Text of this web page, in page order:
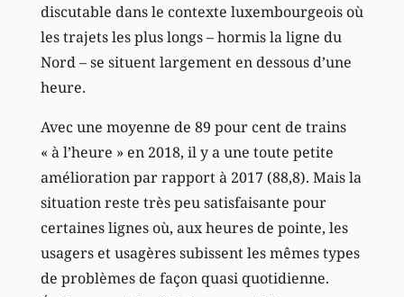
discutable dans le contexte luxembourgeois où
les trajets les plus longs – hormis la ligne du
Nord – se situent largement en dessous d’une
heure.
Avec une moyenne de 89 pour cent de trains
« à l’heure » en 2018, il y a une toute petite
amélioration par rapport à 2017 (88,8). Mais la
situation reste très peu satisfaisante pour
certaines lignes où, aux heures de pointe, les
usagers et usagères subissent les mêmes types
de problèmes de façon quasi quotidienne.